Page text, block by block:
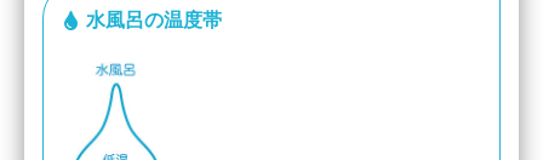
水風呂の温度帯